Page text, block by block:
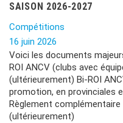
SAISON 2026-2027
Compétitions
16 juin 2026
Voici les documents
ROI ANCV (clubs avec
(ultérieurement) Bi-ROI
promotion, en provinciales
Règlement
(ultérieurement)